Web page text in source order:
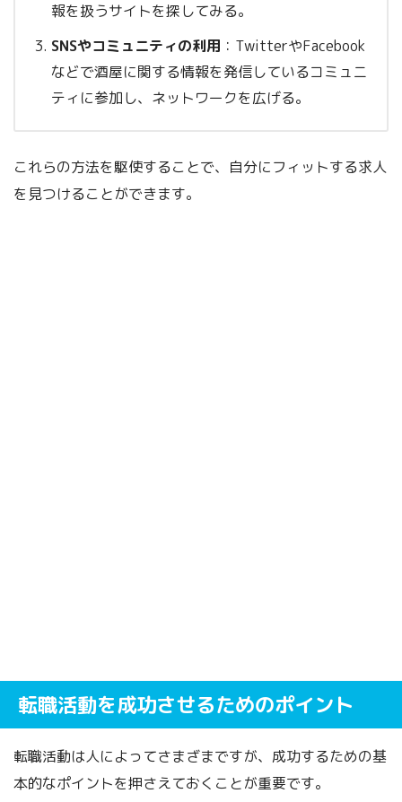
報を扱うサイトを探してみる。
SNSやコミュニティの利用 ：TwitterやFacebook
などで酒屋に関する情報を発信しているコミュニ
ティに参加し、ネットワークを広げる。
これらの方法を駆使することで、自分にフィットする求人
を見つけることができます。
転職活動を成功させるためのポイント
転職活動は人によってさまざまですが、成功するための基
本的なポイントを押さえておくことが重要です。